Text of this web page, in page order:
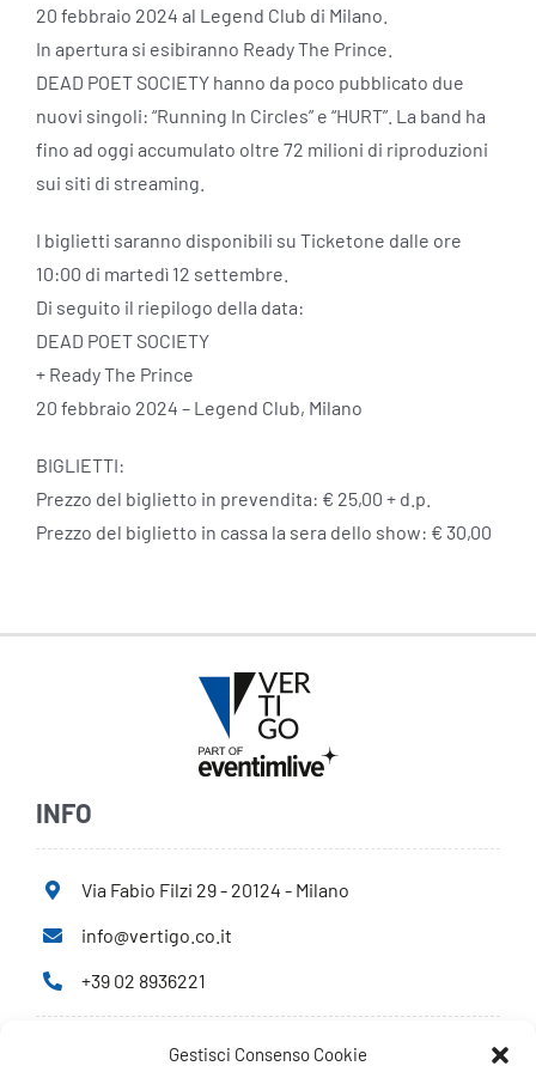
Gestisci Consenso Cookie
20 febbraio 2024 al Legend Club di Milano.
In apertura si esibiranno Ready The Prince.
DEAD POET SOCIETY hanno da poco pubblicato due
nuovi singoli: “Running In Circles” e “HURT”. La band ha
fino ad oggi accumulato oltre 72 milioni di riproduzioni
sui siti di streaming.
I biglietti saranno disponibili su Ticketone dalle ore
10:00 di martedì 12 settembre.
Di seguito il riepilogo della data:
DEAD POET SOCIETY
+ Ready The Prince
20 febbraio 2024 – Legend Club, Milano
BIGLIETTI:
Prezzo del biglietto in prevendita: € 25,00 + d.p.
Prezzo del biglietto in cassa la sera dello show: € 30,00
INFO
Via Fabio Filzi 29 - 20124 - Milano
info@vertigo.co.it
+39 02 8936221
Privacy Policy